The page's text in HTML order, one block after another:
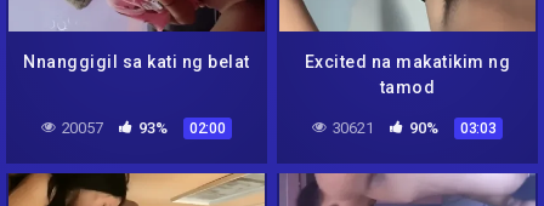
Nnanggigil sa kati ng belat
20057 93% 02:00
Excited na makatikim ng
tamod
30621 90% 03:03